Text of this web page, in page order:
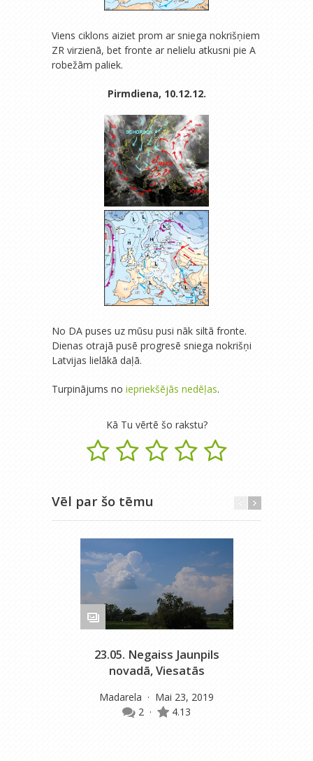
Viens ciklons aiziet prom ar sniega nokrišņiem
ZR virzienā, bet fronte ar nelielu atkusni pie A
robežām paliek.
Pirmdiena, 10.12.12.
No DA puses uz mūsu pusi nāk siltā fronte.
Dienas otrajā pusē progresē sniega nokrišņi
Latvijas lielākā daļā.
Turpinājums no iepriekšējās nedēļas.
Kā Tu vērtē šo rakstu?
Vēl par šo tēmu
23.05. Negaiss Jaunpils
novadā, Viesatās
Madarela · Mai 23, 2019
2 · 4.13